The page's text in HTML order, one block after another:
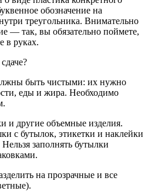
обозначение на
треугольника. Внимательно
— так, вы обязательно поймете,
в руках.
быть чистыми: их нужно
еды и жира. Необходимо
и другие объемные изделия.
с бутылок, этикетки и наклейки
заполнять бутылки
на прозрачные и все